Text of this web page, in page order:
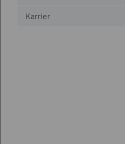
Karrier